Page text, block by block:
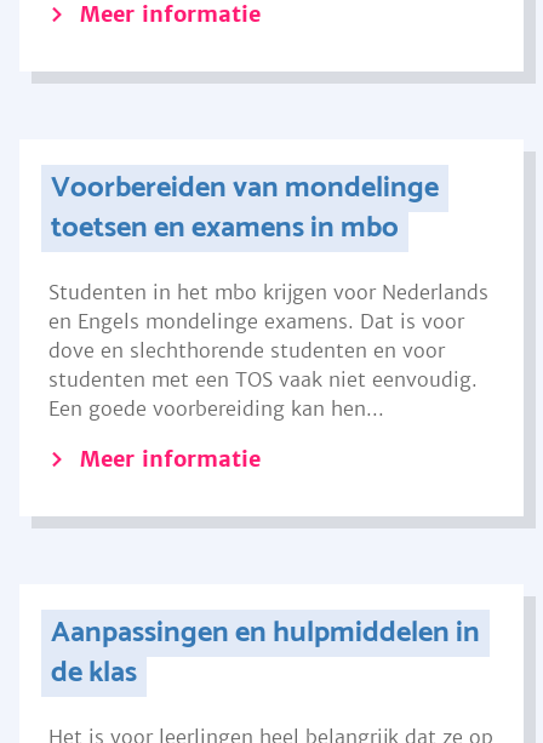
Meer informatie
Voorbereiden van mondelinge
toetsen en examens in mbo
Studenten in het mbo krijgen voor Nederlands
en Engels mondelinge examens. Dat is voor
dove en slechthorende studenten en voor
studenten met een TOS vaak niet eenvoudig.
Een goede voorbereiding kan hen...
Meer informatie
Aanpassingen en hulpmiddelen in
de klas
Het is voor leerlingen heel belangrijk dat ze op